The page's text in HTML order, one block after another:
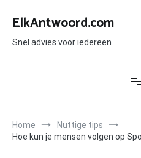
naar
inhoud
ElkAntwoord.com
Snel advies voor iedereen
Home
Nuttige tips
Hoe kun je mensen volgen op